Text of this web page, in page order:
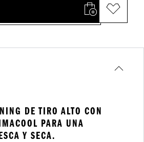
DE TIRO ALTO CON
PARA UNA
Y SECA.